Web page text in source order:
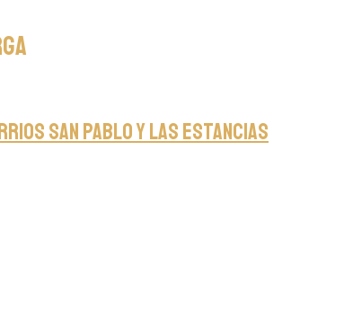
San Pablo y Las Estancias